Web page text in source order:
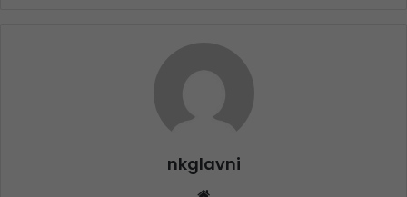
nkglavni